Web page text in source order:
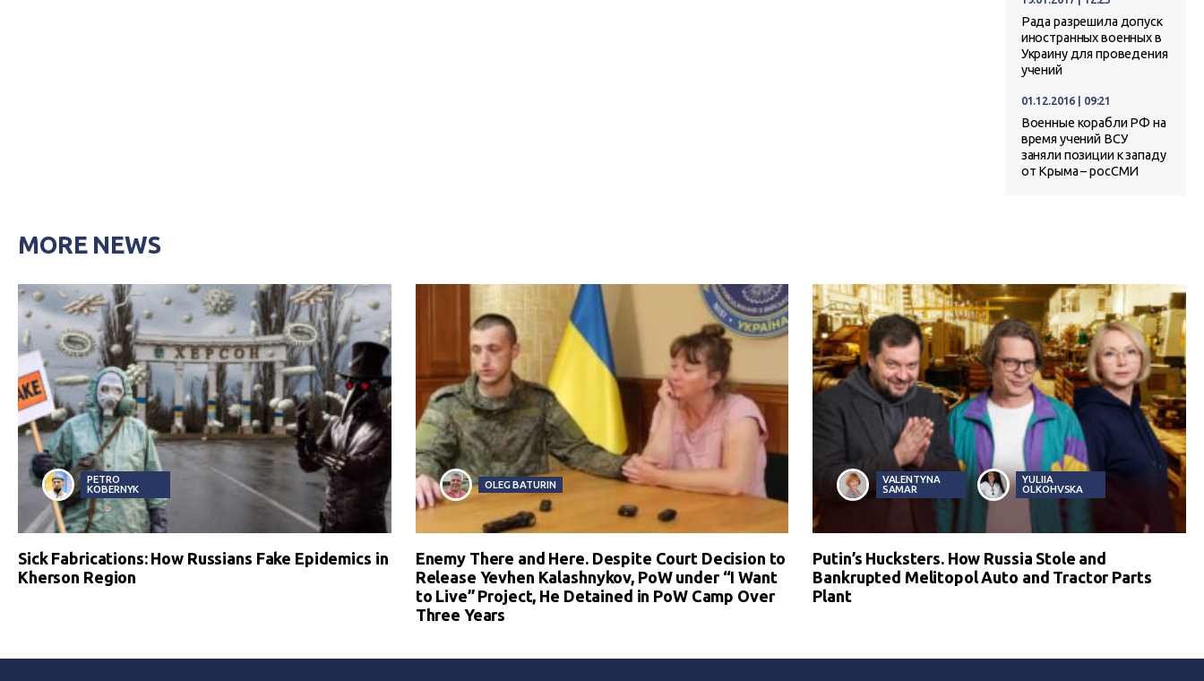
Рада разрешила допуск
иностранных военных в
Украину для проведения
учений
01.12.2016 | 09:21
Военные корабли РФ на
время учений ВСУ
заняли позиции к западу
от Крыма – росСМИ
MORE NEWS
PETRO
KOBERNYK
Sick Fabrications: How Russians Fake Epidemics in
Kherson Region
OLEG BATURIN
Enemy There and Here. Despite Court Decision to
Release Yevhen Kalashnykov, PoW under “I Want
to Live” Project, He Detained in PoW Camp Over
Three Years
VALENTYNA
SAMAR
YULIIA
OLKOHVSKA
Putin’s Hucksters. How Russia Stole and
Bankrupted Melitopol Auto and Tractor Parts
Plant